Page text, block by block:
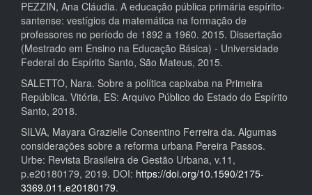
PEZZIN, Ana Cláudia. A educação pública primária espírito-
santense: vestígios da matemática na formação de
professores no período de 1892 a 1960. 2015. Dissertação
(Mestrado em Ensino na Educação Básica) - Universidade
Federal do Espírito Santo, São Mateus, 2015.
SALETTO, Nara. Sobre a política capixaba na Primeira
República. Vitória, ES: Arquivo Público do Estado do Espírito
Santo, 2018.
SILVA, Mayara Grazielle Consentino Ferreira da. Algumas
considerações sobre a reforma urbana Pereira Passos.
Urbe: Revista Brasileira de Gestão Urbana, v.11,
p.e20180179, 2019. DOI: https://doi.org/10.1590/2175-
3369.011.e20180179.